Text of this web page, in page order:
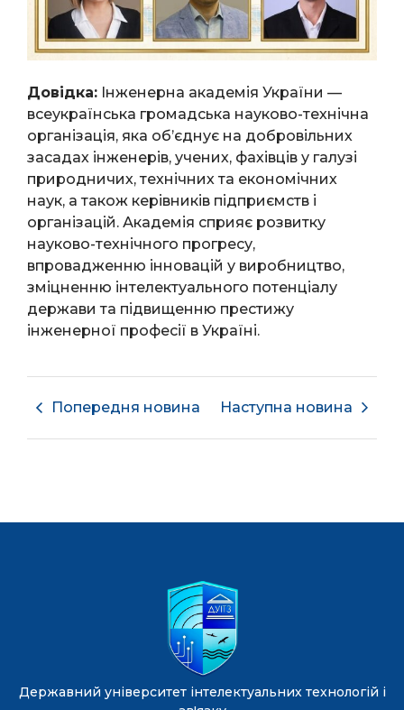
Довідка: Інженерна академія України —
всеукраїнська громадська науково-технічна
організація, яка об’єднує на добровільних
засадах інженерів, учених, фахівців у галузі
природничих, технічних та економічних
наук, а також керівників підприємств і
організацій. Академія сприяє розвитку
науково-технічного прогресу,
впровадженню інновацій у виробництво,
зміцненню інтелектуального потенціалу
держави та підвищенню престижу
інженерної професії в Україні.
Попередня новина Наступна новина
Державний університет інтелектуальних технологій і